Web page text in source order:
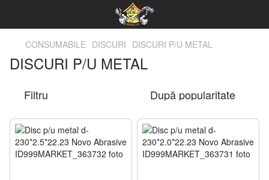
CONSUMABILE DISCURI DISCURI P/U METAL
DISCURI P/U METAL
Filtru După popularitate